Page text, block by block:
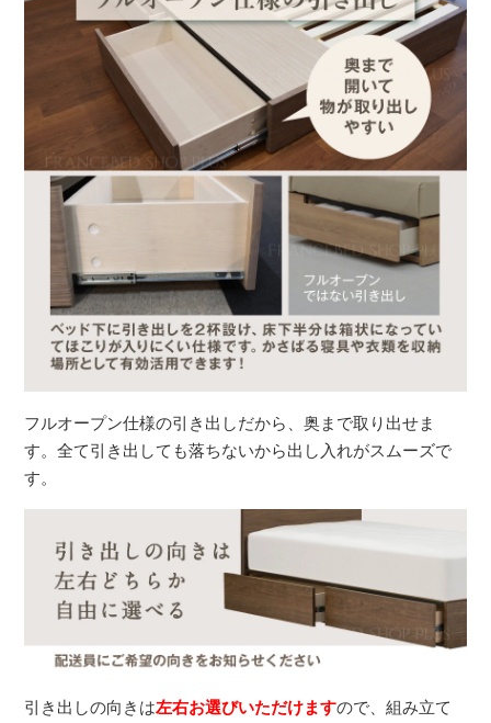
フルオープン仕様の引き出しだから、奥まで取り出せま
す。全て引き出しても落ちないから出し入れがスムーズで
す。
引き出しの向きは左右お選びいただけますので、組み立て